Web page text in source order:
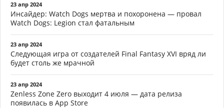
23 апр 2024
Инсайдер: Watch Dogs мертва и похоронена — провал
Watch Dogs: Legion стал фатальным
23 апр 2024
Следующая игра от создателей Final Fantasy XVI вряд ли
будет столь же мрачной
23 апр 2024
Zenless Zone Zero выходит 4 июля — дата релиза
появилась в App Store